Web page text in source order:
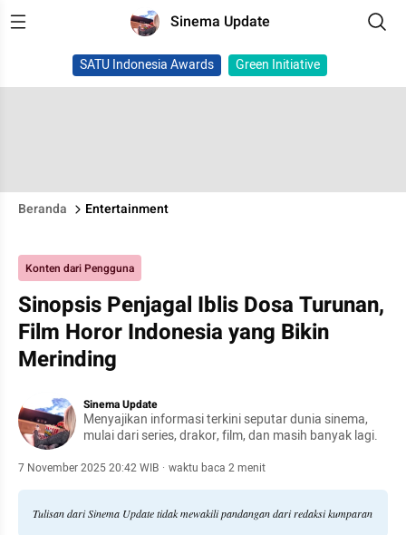
Sinema Update
SATU Indonesia Awards Green Initiative
Beranda Entertainment
Konten dari Pengguna
‎Sinopsis Penjagal Iblis Dosa Turunan,
Film Horor Indonesia yang Bikin
Merinding
Sinema Update
Menyajikan informasi terkini seputar dunia sinema,
mulai dari series, drakor, film, dan masih banyak lagi.
7 November 2025 20:42 WIB · waktu baca 2 menit
Tulisan dari Sinema Update tidak mewakili pandangan dari redaksi kumparan